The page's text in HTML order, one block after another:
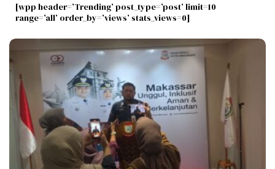
[wpp header=’Trending’ post_type=’post’ limit=10
range=’all’ order_by=’views’ stats_views=0]